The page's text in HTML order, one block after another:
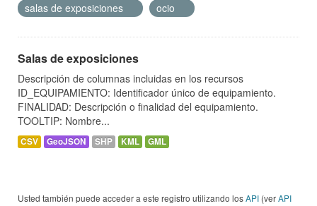
salas de exposiciones
ocio
Salas de exposiciones
Descripción de columnas incluidas en los recursos
ID_EQUIPAMIENTO: Identificador único de equipamiento.
FINALIDAD: Descripción o finalidad del equipamiento.
TOOLTIP: Nombre...
CSV GeoJSON SHP KML GML
Usted también puede acceder a este registro utilizando losAPI (verAPI